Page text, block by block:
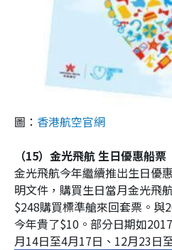
圖： 香港航空官網
（15）金光飛航 生日優惠船票
金光飛航今年繼續推出生日優
明文件，購買生日當月金光飛
$248購買標準艙來回套票。與
今年貴了$10。部分日期如
月14日至4月17日、12月23日